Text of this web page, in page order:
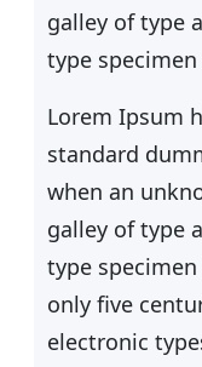
galley of type
type
Lorem Ipsum
standard
when an
galley of type
type
only five
electronic